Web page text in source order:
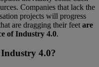
Companies that lack the
projects will progress
are dragging their feet are
of Industry 4.0.
4.0?